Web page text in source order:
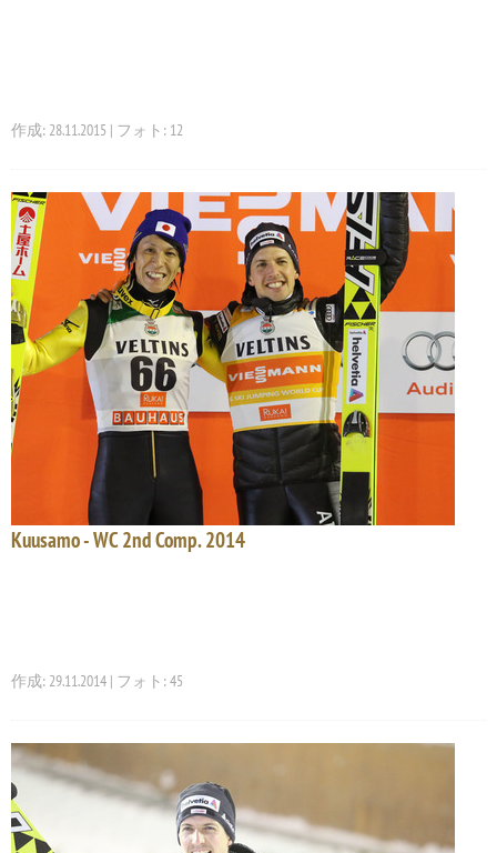
作成: 28.11.2015 | フォト: 12
Kuusamo - WC 2nd Comp. 2014
作成: 29.11.2014 | フォト: 45